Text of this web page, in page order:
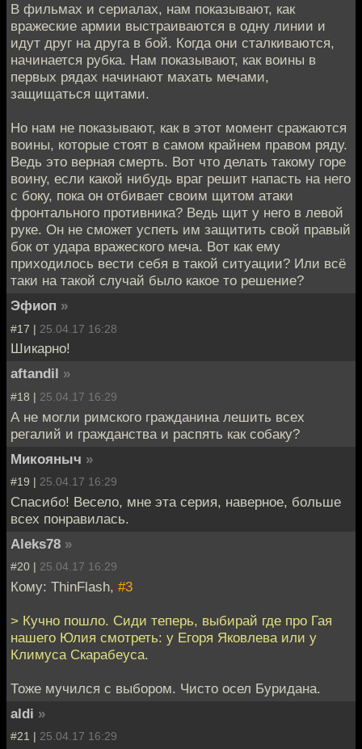
В фильмах и сериалах, нам показывают, как
вражеские армии выстраиваются в одну линии и
идут друг на друга в бой. Когда они сталкиваются,
начинается рубка. Нам показывают, как воины в
первых рядах начинают махать мечами,
защищаться щитами.
Но нам не показывают, как в этот момент сражаются
воины, которые стоят в самом крайнем правом ряду.
Ведь это верная смерть. Вот что делать такому горе
воину, если какой нибудь враг решит напасть на него
с боку, пока он отбивает своим щитом атаки
фронтального противника? Ведь щит у него в левой
руке. Он не сможет успеть им защитить свой правый
бок от удара вражеского меча. Вот как ему
приходилось вести себя в такой ситуации? Или всё
таки на такой случай было какое то решение?
Эфиоп »
#17 | 25.04.17 16:28
Шикарно!
aftandil »
#18 | 25.04.17 16:29
А не могли римского гражданина лешить всех
регалий и гражданства и распять как собаку?
Микояныч »
#19 | 25.04.17 16:29
Спасибо! Весело, мне эта серия, наверное, больше
всех понравилась.
Aleks78 »
#20 | 25.04.17 16:29
Кому: ThinFlash, #3
> Кучно пошло. Сиди теперь, выбирай где про Гая
нашего Юлия смотреть: у Егоря Яковлева или у
Климуса Скарабеуса.
Тоже мучился с выбором. Чисто осел Буридана.
aldi »
#21 | 25.04.17 16:29